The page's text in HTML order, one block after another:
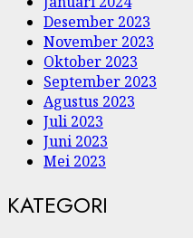
Desember 2023
November 2023
Oktober 2023
September 2023
Agustus 2023
Juli 2023
Juni 2023
Mei 2023
KATEGORI